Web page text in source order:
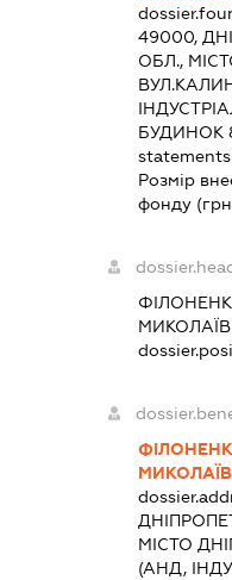
49000,
ОБЛ.,
БУДИНОК
Розмір
фонду
МІСТО
(АНД,